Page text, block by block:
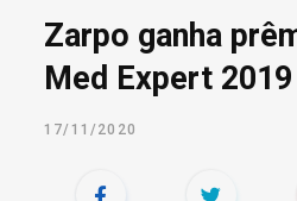
Zarpo ganha
Med Expert 2019
17/11/2020